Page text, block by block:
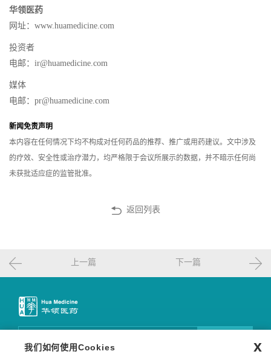
华领医药
网址：www.huamedicine.com
投资者
电邮：ir@huamedicine.com
媒体
电邮：pr@huamedicine.com
新闻免责声明
本内容在任何情况下均不构成对任何药品的推荐、推广或用药建议。文中涉及
的疗效、安全性或治疗潜力，均严格限于会议所展示的数据，并不暗示任何尚
未获批适应症的监管批准。
返回列表
上一篇 下一篇
我们如何使用Cookies x